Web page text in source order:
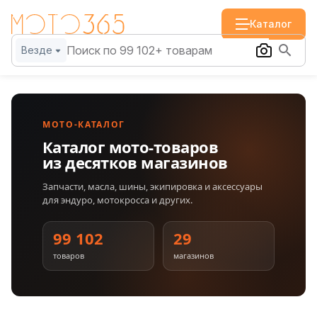
Каталог
Везде
МОТО-КАТАЛОГ
Каталог мото-товаров
из десятков магазинов
Запчасти, масла, шины, экипировка и аксессуары
для эндуро, мотокросса и других.
99 102
товаров
29
магазинов